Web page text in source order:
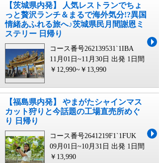
【茨城県内発】 人気レストランでちょ
っと贅沢ランチ＆まるで海外気分!?異国
情緒あふれる旅へ♪茨城県民月間謝恩ミ
ステリー 日帰り
コース番号262139531`1IBA
11月01日~11月30日 出発 1日間
￥12,990~￥13,990
【福島県内発】 やまがたシャインマス
カット狩りと今話題の工場直売所めぐ
り 日帰り
コース番号2641219F1`1FUK
09月01日~10月31日 出発 1日間
￥13,990